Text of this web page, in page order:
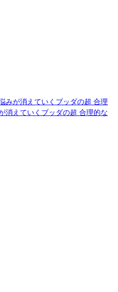
みが消えていくブッダの超 合理
消えていくブッダの超 合理的な